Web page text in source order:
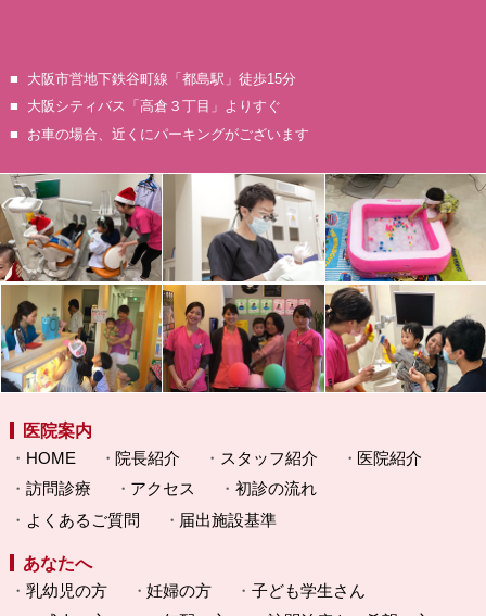
大阪市営地下鉄谷町線「都島駅」徒歩15分
大阪シティバス「高倉３丁目」よりすぐ
お車の場合、近くにパーキングがございます
医院案内
HOME 院長紹介 スタッフ紹介
医院紹介
訪問診療
アクセス
初診の流れ
よくあるご質問
届出施設基準
あなたへ
乳幼児の方 妊婦の方
子ども学生さん